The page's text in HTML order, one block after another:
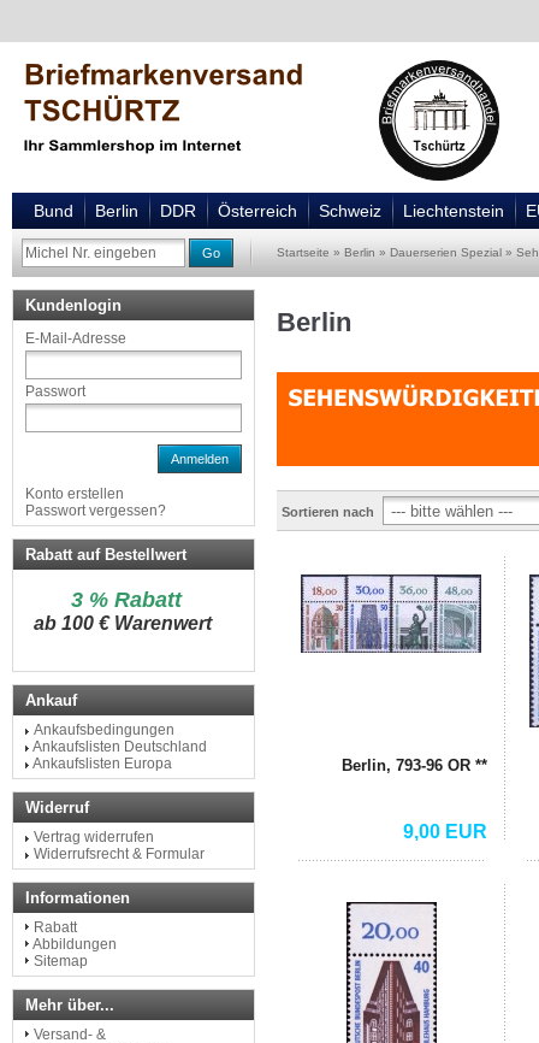
Bund Berlin DDR Österreich Schweiz Liechtenstein
Go Startseite » Berlin » Dauerserien Spezial »
Berlin
Sortieren nach
Berlin, 793-96 OR **
9,00 EUR
Kundenlogin
E-Mail-Adresse
Passwort
Anmelden
Konto erstellen
Passwort vergessen?
Rabatt auf Bestellwert
3 % Rabatt
ab 100 € Warenwert
Ankauf
Ankaufsbedingungen
Ankaufslisten Deutschland
Ankaufslisten Europa
Widerruf
Vertrag widerrufen
Widerrufsrecht & Formular
Informationen
Rabatt
Abbildungen
Sitemap
Mehr über...
Versand- &